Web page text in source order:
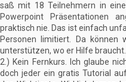
saß mit 18 Teilnehmern in
Powerpoint Präsentationen
praktisch nie. Das ist einfach
Personen limitiert. Da können
unterstützen, wo er Hilfe braucht.
2.) Kein Fernkurs. Ich glaube
doch jeder ein gratis Tutorial